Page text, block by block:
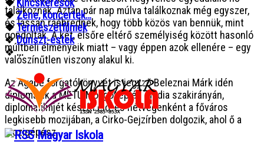
találkoznak. Aztán pár nap múlva találkoznak még egyszer,
és lassan ráébrednek, hogy több közös van bennük, mint
gondolták. A két, elsőre eltérő személyiség között hasonló
múltbeli élményeik miatt – vagy éppen azok ellenére – egy
valószínűtlen viszony alakul ki.
Az Agapé forgatókönyvét is jegyző Beleznai Márk idén
diplomázik a METU Mozgókép és média szakirányán,
diplomafilmjét készíti elő, és hétvégenként a főváros
legkisebb mozijában, a Cirko-Gejzírben dolgozik, ahol ő a
mozigépész.
❖Zene, koncertek…
❖Természetfilmek
❖Dunszt-estek
❖...
Magyar Iskola